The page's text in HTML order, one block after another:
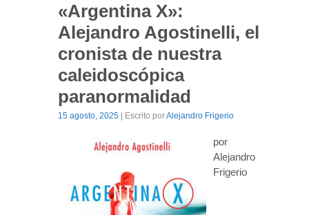
«Argentina X»:
Alejandro Agostinelli, el
cronista de nuestra
caleidoscópica
paranormalidad
15 agosto, 2025 | Escrito porAlejandro Frigerio
por
Alejandro
Frigerio